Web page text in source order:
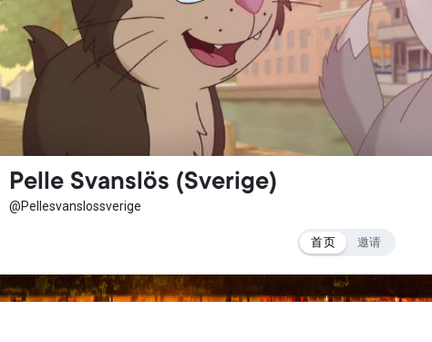
Pelle Svanslös (Sverige)
@Pellesvanslossverige
首页 邀请